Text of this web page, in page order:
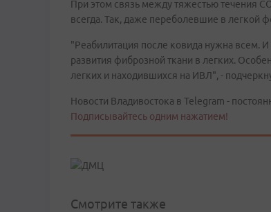
При этом связь между тяжестью течения
всегда. Так, даже переболевшие в легкой
"Реабилитация после ковида нужна всем.
развития фиброзной ткани в легких.
легких и находившихся на ИВЛ", -
Новости Владивостока в Telegram -
Подписывайтесь одним нажатием!
Смотрите также